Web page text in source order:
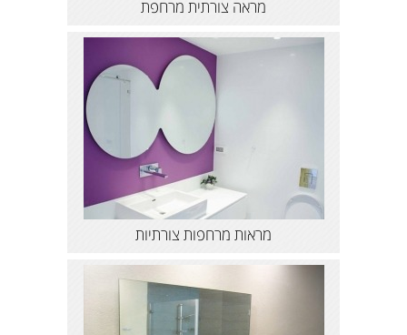
מראה צורתית מרחפת
מראות מרחפות צורתיות